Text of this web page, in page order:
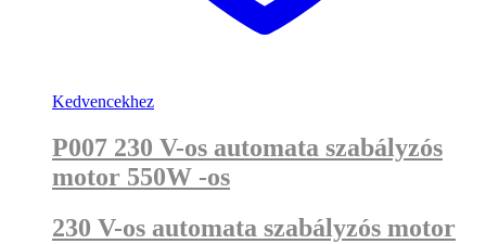
Kedvencekhez
P007 230 V-os automata szabályzós
motor 550W -os
230 V-os automata szabályzós motor